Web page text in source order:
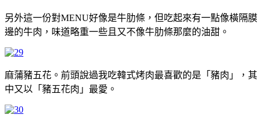
另外這一份對MENU好像是牛肋條，但吃起來有一點像橫隔膜
邊的牛肉，味道略重一些且又不像牛肋條那麼的油甜。
麻蒲豬五花。前頭說過我吃韓式烤肉最喜歡的是「豬肉」，其
中又以「豬五花肉」最愛。